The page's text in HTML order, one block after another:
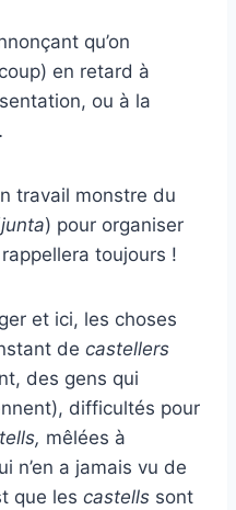
qu’on
en retard à
ou à la
travail monstre du
junta) pour organiser
toujours !
et ici, les choses
de castellers
des gens qui
difficultés pour
mêlées à
n’en a jamais vu de
que les castells sont